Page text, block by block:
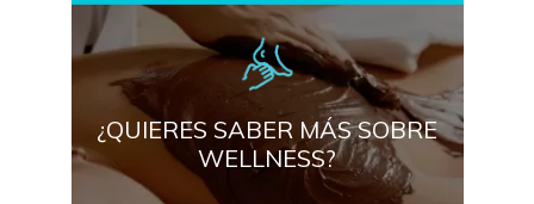
¿QUIERES SABER MÁS SOBRE
WELLNESS?